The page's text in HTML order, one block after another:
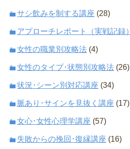
サシ飲みを制する講座 (28)
アプローチレポート（実戦記録）
女性の職業別攻略法 (4)
女性のタイプ･状態別攻略法 (26)
状況･シーン別対応講座 (34)
脈あり･サインを見抜く講座 (17)
女心･女性心理学講座 (57)
失敗からの挽回･復縁講座 (16)